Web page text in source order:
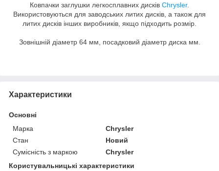
Ковпачки заглушки легкосплавних дисків Chrysler.
Використовуються для заводських литих дисків, а також для
литих дисків інших виробників, якщо підходить розмір.
Зовнішній діаметр 64 мм, посадковий діаметр диска мм.
Характеристики
Основні
Марка
Chrysler
Стан
Новий
Сумісність з маркою
Chrysler
Користувальницькі характеристики